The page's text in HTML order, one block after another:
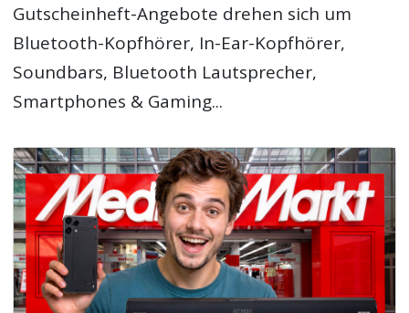
Gutscheinheft-Angebote drehen sich um
Bluetooth-Kopfhörer, In-Ear-Kopfhörer,
Soundbars, Bluetooth Lautsprecher,
Smartphones & Gaming...